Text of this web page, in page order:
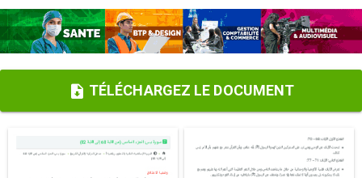
TÉLÉCHARGEZ LE DOCUMENT